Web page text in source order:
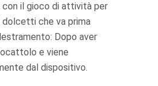
con il gioco di attività per
che va prima
Dopo aver
e viene
dal dispositivo.